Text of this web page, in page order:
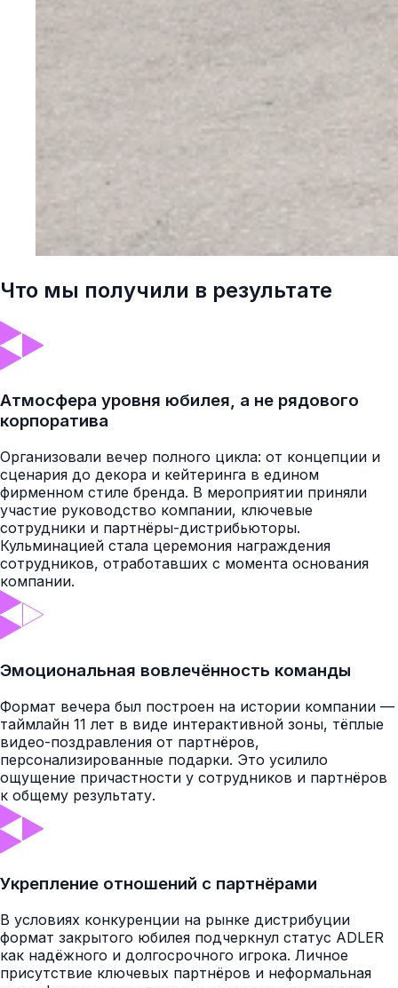
Что мы получили в результате
Атмосфера уровня юбилея, а не рядового
корпоратива
Организовали вечер полного цикла: от концепции и
сценария до декора и кейтеринга в едином
фирменном стиле бренда. В мероприятии приняли
участие руководство компании, ключевые
сотрудники и партнёры-дистрибьюторы.
Кульминацией стала церемония награждения
сотрудников, отработавших с момента основания
компании.
Эмоциональная вовлечённость команды
Формат вечера был построен на истории компании —
таймлайн 11 лет в виде интерактивной зоны, тёплые
видео-поздравления от партнёров,
персонализированные подарки. Это усилило
ощущение причастности у сотрудников и партнёров
к общему результату.
Укрепление отношений с партнёрами
В условиях конкуренции на рынке дистрибуции
формат закрытого юбилея подчеркнул статус ADLER
как надёжного и долгосрочного игрока. Личное
присутствие ключевых партнёров и неформальная